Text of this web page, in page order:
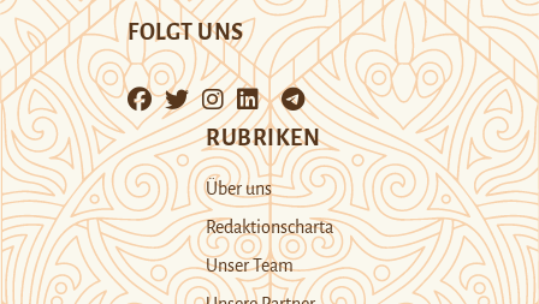
FOLGT UNS
RUBRIKEN
Über uns
Redaktionscharta
Unser Team